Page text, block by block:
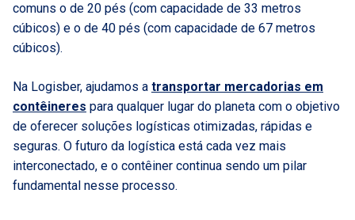
comuns o de 20 pés (com capacidade de 33 metros
cúbicos) e o de 40 pés (com capacidade de 67 metros
cúbicos).
Na Logisber, ajudamos a transportar mercadorias em
contêineres para qualquer lugar do planeta com o objetivo
de oferecer soluções logísticas otimizadas, rápidas e
seguras. O futuro da logística está cada vez mais
interconectado, e o contêiner continua sendo um pilar
fundamental nesse processo.